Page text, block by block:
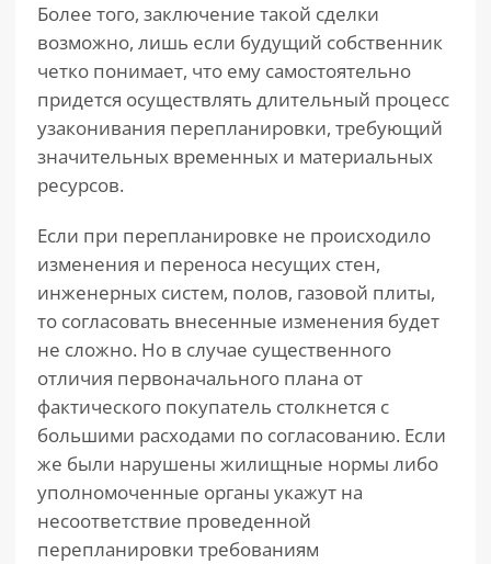
Более того, заключение такой сделки
возможно, лишь если будущий собственник
четко понимает, что ему самостоятельно
придется осуществлять длительный процесс
узаконивания перепланировки, требующий
значительных временных и материальных
ресурсов.
Если при перепланировке не происходило
изменения и переноса несущих стен,
инженерных систем, полов, газовой плиты,
то согласовать внесенные изменения будет
не сложно. Но в случае существенного
отличия первоначального плана от
фактического покупатель столкнется с
большими расходами по согласованию. Если
же были нарушены жилищные нормы либо
уполномоченные органы укажут на
несоответствие проведенной
перепланировки требованиям